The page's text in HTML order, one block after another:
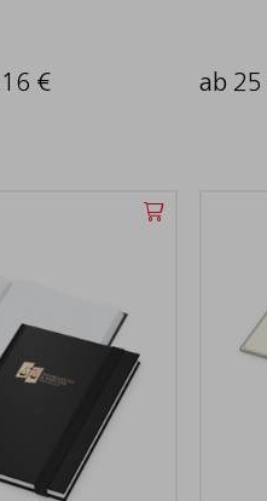
€ ab 25